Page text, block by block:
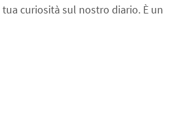
curiosità sul nostro diario. È un